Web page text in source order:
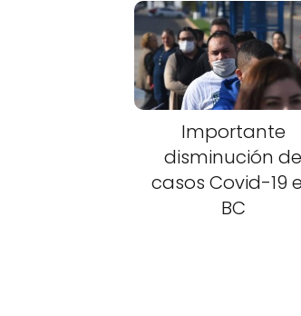
Importante
disminución de
casos Covid-19
BC